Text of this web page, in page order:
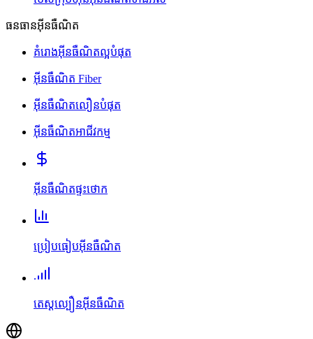
ធនធានអ៊ីនធឺណិត
គំរោងអ៊ីនធឺណិតល្អបំផុត
អ៊ីនធឺណិត Fiber
អ៊ីនធឺណិតលឿនបំផុត
អ៊ីនធឺណិតអាជីវកម្ម
អ៊ីនធឺណិតផ្ទះថោក
ប្រៀបធៀបអ៊ីនធឺណិត
តេស្តល្បឿនអ៊ីនធឺណិត